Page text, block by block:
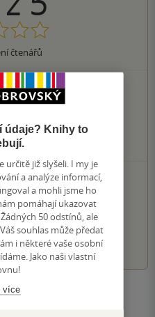
čtenářů
5 hvězdiček
4 hvězdičky
KNIHY
0.0 z 5
5
hodnocení
údaje? Knihy to
určitě již slyšeli. I my je
a analýze informací,
a mohli jsme ho
pomáhají ukazovat
50 odstínů, ale
souhlas může předat
i některé vaše osobní
Jako naši vlastní
více